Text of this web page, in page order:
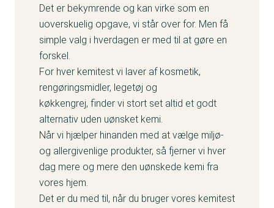
Det er bekymrende og kan virke som en
uoverskuelig opgave, vi står over for. Men få
simple valg i hverdagen er med til at gøre en
forskel.
For hver kemitest vi laver af kosmetik,
rengøringsmidler, legetøj og
køkkengrej, finder vi stort set altid et godt
alternativ uden uønsket kemi.
Når vi hjælper hinanden med at vælge miljø-
og allergivenlige produkter, så fjerner vi hver
dag mere og mere den uønskede kemi fra
vores hjem.
Det er du med til, når du bruger vores kemitest